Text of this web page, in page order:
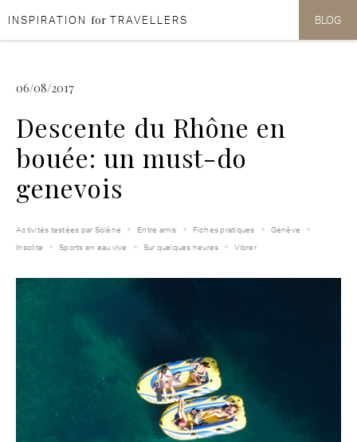
Aller au contenu
Aller au menu
INSPIRATION for TRAVELLERS BLOG
06/08/2017
Descente du Rhône en
bouée: un must-do
genevois
Activités testées par Solène Entre amis Fiches pratiques
Genève
Insolite
Sports en eau vive Sur quelques heures Vibrer